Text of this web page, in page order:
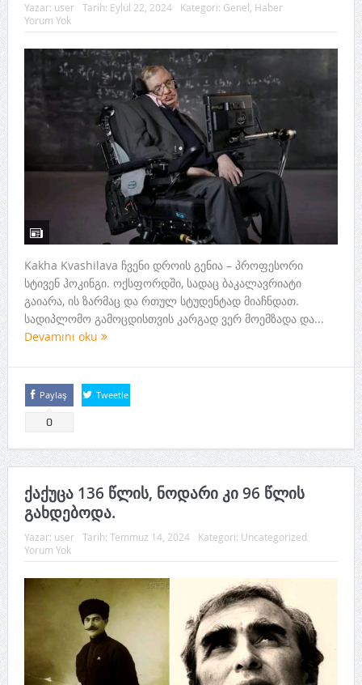
Yazar: user Tarih: Eylül 22, 2024 Kategori: Genel Haber
Yorum Yok
Kakha Kvashilava ჩვენი დროის გენია – პროფესორი
სტივენ ჰოკინგი. ოქსფორდში, სადაც ბაკალავრიატი
გაიარა, ის ზარმაც და რთულ სტუდენტად მიაჩნდათ.
სადიპლომო გამოცდისთვის კარგად ვერ მოემზადა და...
Devamını oku
Paylaş
0
Tweetle
ქაქუცა 136 წლის, ნოდარი კი 96 წლის
გახდებოდა.
Yazar: user Tarih: Temmuz 14, 2024 Kategori: Uncategorized
Yorum Yok